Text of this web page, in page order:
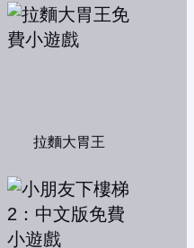
拉麵大胃王